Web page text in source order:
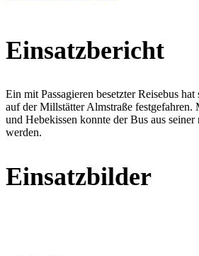
Einsatzbericht
Ein mit Passagieren besetzter Reisebus
auf der Millstätter Almstraße
und Hebekissen konnte der Bus aus
werden.
Einsatzbilder